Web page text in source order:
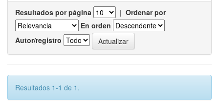
Resultados por página | Ordenar por
En orden
Autor/registro
Resultados 1-1 de 1.